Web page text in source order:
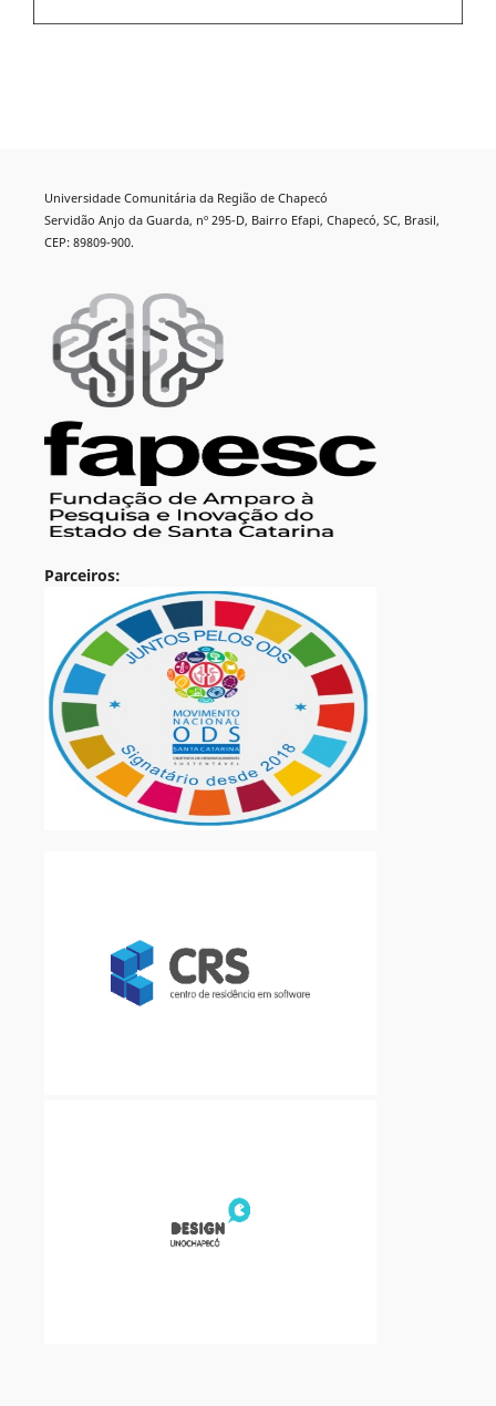
Universidade Comunitária da Região de Chapecó
Servidão Anjo da Guarda, nº 295-D, Bairro Efapi, Chapecó, SC, Brasil,
CEP: 89809-900.
Parceiros: